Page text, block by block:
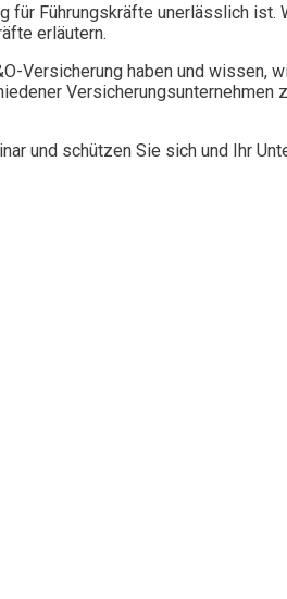
Führungskräfte unerlässlich
erläutern.
haben und wissen,
und schützen Sie sich und Ihr